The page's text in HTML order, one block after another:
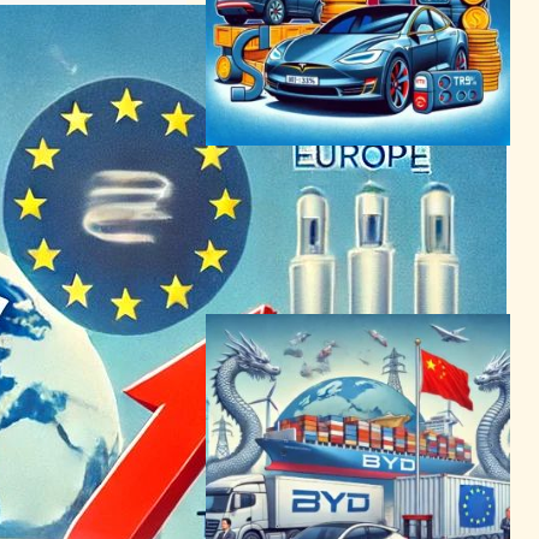
EU、中国製EVに最大38%の
高関税を課す決定：テスラに
影響か
モビリティーニュース
2024年6月12日22:57